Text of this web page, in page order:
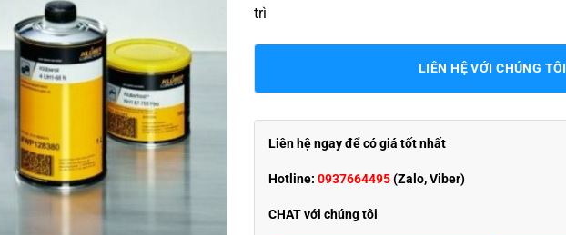
trì
LIÊN HỆ VỚI CHÚNG TÔI
Liên hệ ngay để có giá tốt nhất
Hotline: 0937664495(Zalo, Viber)
CHAT với chúng tôi